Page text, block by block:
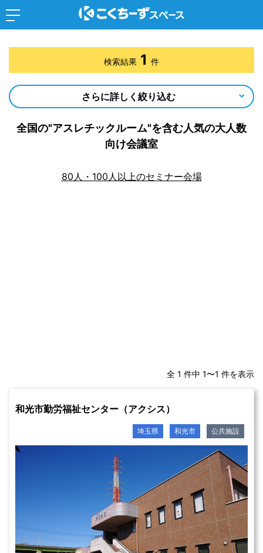
全国の"アスレチックルーム"を含む人気の大人数
向け会議室
80人・100人以上のセミナー会場
全 1 件中 1〜1 件を表示
和光市勤労福祉センター（アクシス）
埼玉県 和光市 公共施設
検索結果 1 件
さらに詳しく絞り込む